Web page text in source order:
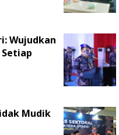
Wujudkan
Mudik